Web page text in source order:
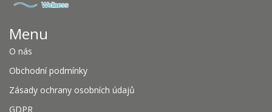
Menu
O nás
Obchodní podmínky
Zásady ochrany osobních údajů
GDPR